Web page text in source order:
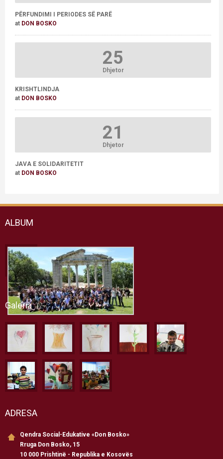
PËRFUNDIMI I PERIODES SË PARË
at DON BOSKO
25
Dhjetor
KRISHTLINDJA
at DON BOSKO
21
Dhjetor
JAVA E SOLIDARITETIT
at DON BOSKO
ALBUM
Galeria
ADRESA
Qendra Social-Edukative «Don Bosko»
Rruga Don Bosko, 15
10 000 Prishtinë - Republika e Kosovës